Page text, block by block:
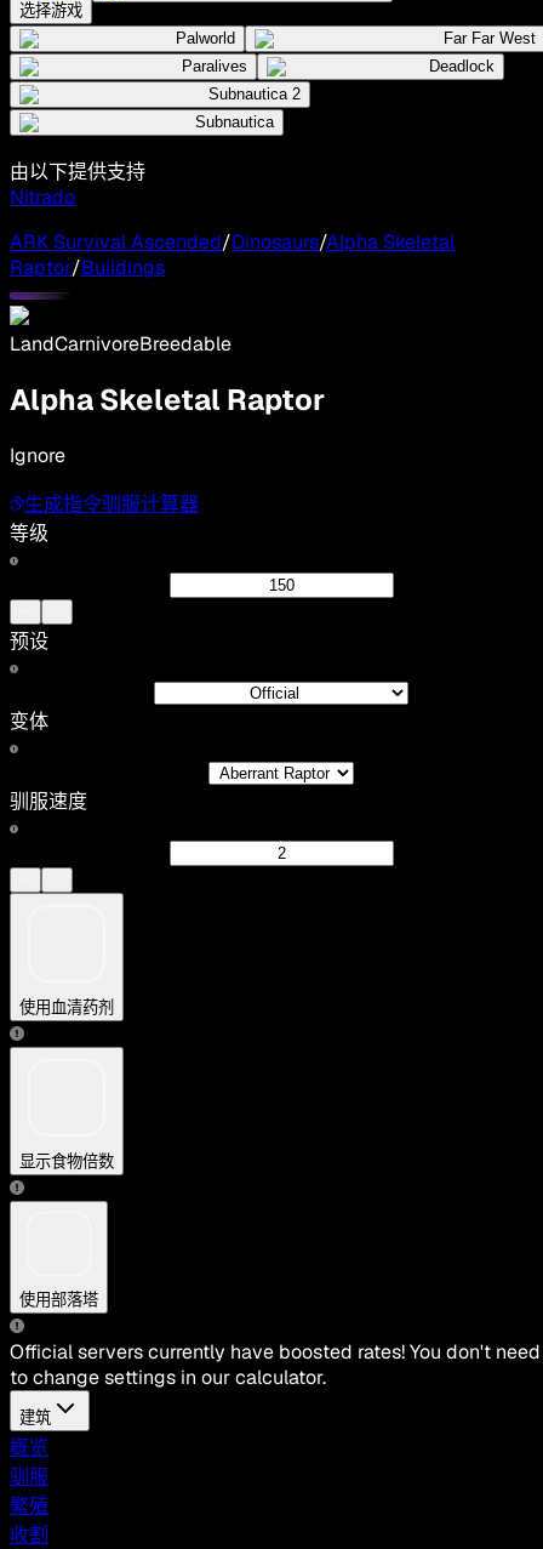
选择游戏
Palworld
Far Far West
Paralives
Deadlock
Subnautica 2
Subnautica
由以下提供支持
Nitrado
ARK Survival Ascended/Dinosaurs/Alpha Skeletal
Raptor/Buildings
LandCarnivoreBreedable
Alpha Skeletal Raptor
Ignore
生成指令驯服计算器
等级
预设
变体
驯服速度
使用血清药剂
显示食物倍数
使用部落塔
Official servers currently have boosted rates! You don't need
to change settings in our calculator.
建筑
概览
驯服
繁殖
收割